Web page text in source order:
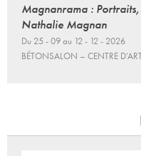
Magnanrama :
Nathalie Magnan
Du 25 - 09 au 12 - 12 - 2026
BÉTONSALON – CENTRE